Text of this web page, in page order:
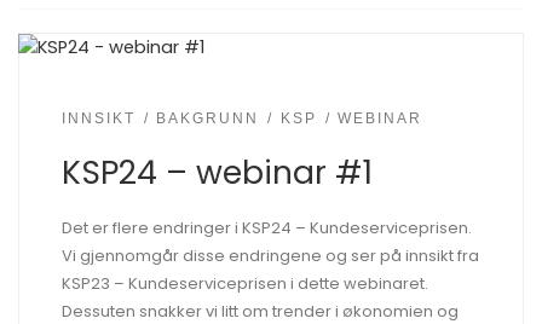
INNSIKT BAKGRUNN KSP WEBINAR
KSP24 – webinar #1
Det er flere endringer i KSP24 – Kundeserviceprisen.
Vi gjennomgår disse endringene og ser på innsikt fra
KSP23 – Kundeserviceprisen i dette webinaret.
Dessuten snakker vi litt om trender i økonomien og